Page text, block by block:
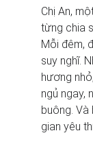
Chị An,
từng chia
Mỗi đêm,
suy nghĩ.
hương
ngủ ngay,
buông.
gian yêu